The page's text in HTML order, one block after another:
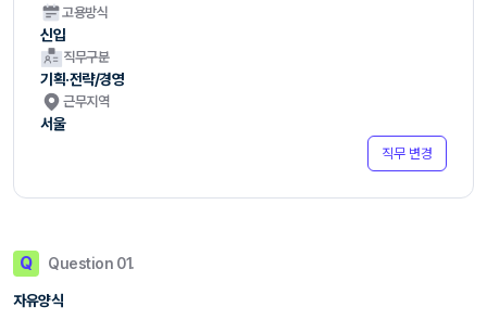
고용방식
신입
직무구분
기획·전략/경영
근무지역
서울
직무 변경
Q Question 01.
자유양식